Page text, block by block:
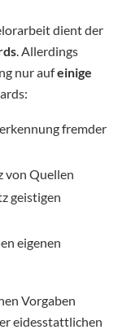
dient der
. Allerdings
nur aufeinige
fremder
von Quellen
geistigen
eigenen
Vorgaben
eidesstattlichen